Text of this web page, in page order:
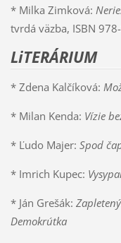
* Milka Zimková:
tvrdá väzba, ISBN
LiTERÁRIUM
* Zdena Kalčíková:
* Milan Kenda: Vízie
* Ľudo Majer: Spod
* Imrich Kupec:
* Ján Grešák:
Demokrútka